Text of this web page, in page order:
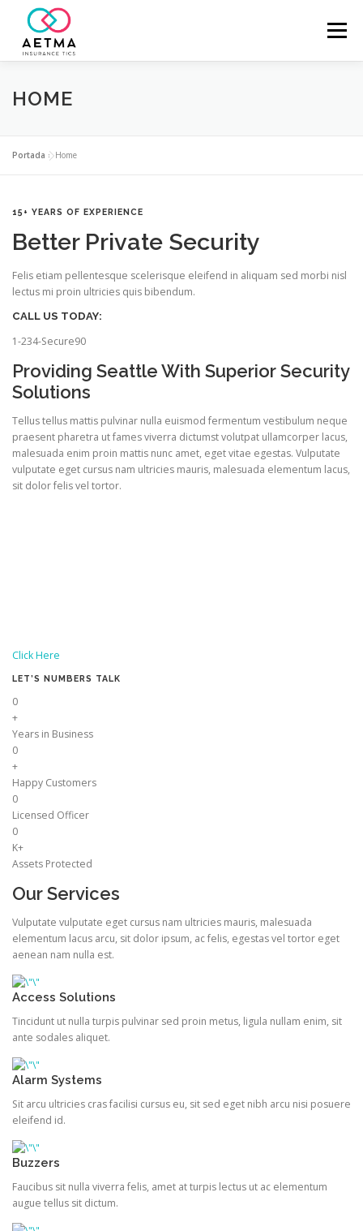
Menú
ASOCIADOS
NOTICIAS
HOME
Portada »Home
15+ YEARS OF EXPERIENCE
Better Private Security
Felis etiam pellentesque scelerisque eleifend in aliquam sed morbi nisl
lectus mi proin ultricies quis bibendum.
CALL US TODAY:
1-234-Secure90
Providing Seattle With Superior Security
Solutions
Tellus tellus mattis pulvinar nulla euismod fermentum vestibulum neque
praesent pharetra ut fames viverra dictumst volutpat ullamcorper lacus,
malesuada enim proin mattis nunc amet, eget vitae egestas. Vulputate
vulputate eget cursus nam ultricies mauris, malesuada elementum lacus,
sit dolor felis vel tortor.
Click Here
LET’S NUMBERS TALK
0
+
Years in Business
0
+
Happy Customers
0
Licensed Officer
0
K+
Assets Protected
Our Services
Vulputate vulputate eget cursus nam ultricies mauris, malesuada
elementum lacus arcu, sit dolor ipsum, ac felis, egestas vel tortor eget
aenean nam nulla est.
Access Solutions
Tincidunt ut nulla turpis pulvinar sed proin metus, ligula nullam enim, sit
ante sodales aliquet.
Alarm Systems
Sit arcu ultricies cras facilisi cursus eu, sit sed eget nibh arcu nisi posuere
eleifend id.
Buzzers
Faucibus sit nulla viverra felis, amet at turpis lectus ut ac elementum
augue tellus sit dictum.